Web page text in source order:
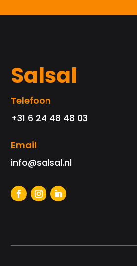
Salsal
Telefoon
+31 6 24 48 48 03
Email
info@salsal.nl